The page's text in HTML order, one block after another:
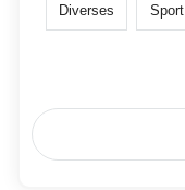
Diverses Sport